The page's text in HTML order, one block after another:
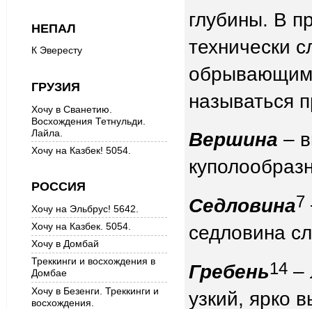
глубины. В
технически
называться
Вершина –
Седловина7
седловина
Гребень14 –
узкий, ярко
НЕПАЛ
К Эвересту
ГРУЗИЯ
Хочу в Сванетию.
Восхождения Тетнульди.
Лайла.
Хочу на Казбек! 5054.
РОССИЯ
Хочу на Эльбрус! 5642.
Хочу на Казбек. 5054.
Хочу в Домбай
Треккинги и восхождения в
Домбае
Хочу в Безенги. Треккинги и
восхождения.